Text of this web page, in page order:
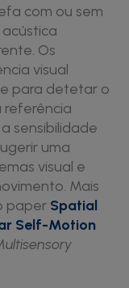
com ou sem
Os
visual
para detetar o
referência
sensibilidade
uma
visual e
Mais
paper Spatial
Self-Motion